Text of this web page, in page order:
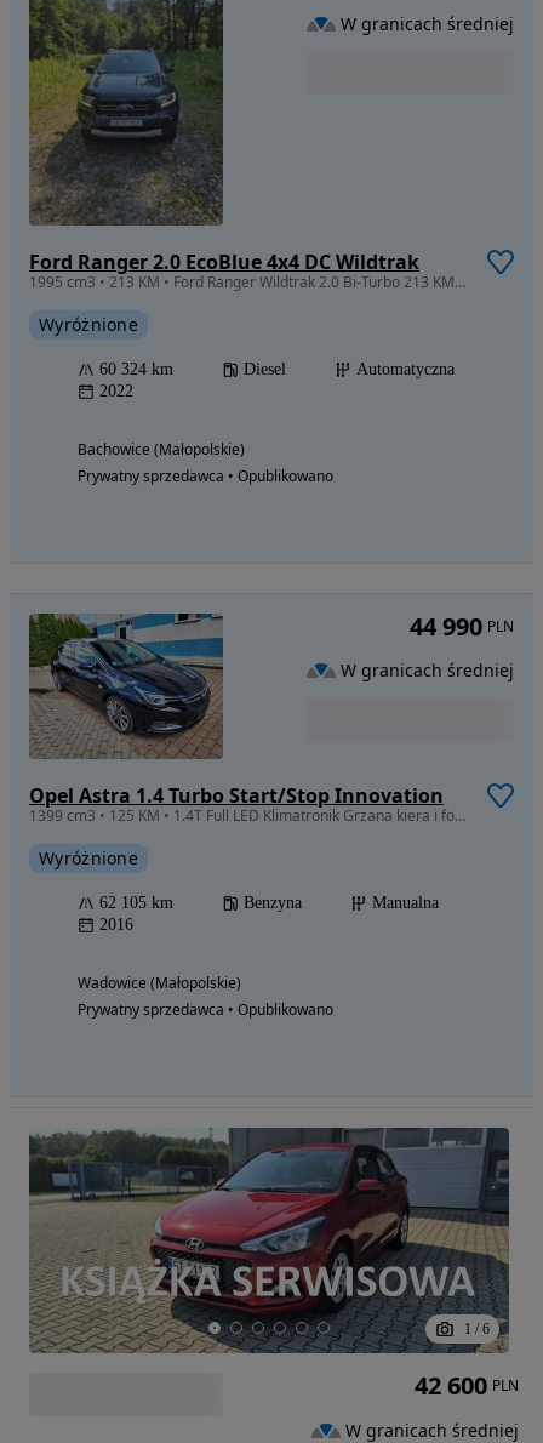
Ford Ranger 2.0 EcoBlue 4x4 DC Wildtrak
1995 cm3 • 213 KM • Ford Ranger Wildtrak 2.0 Bi-Turbo 213 KM/Salon Polska/ 1 właściciel
Wyróżnione
60 324 km Diesel
Automatyczna
2022
Bachowice (Małopolskie)
Prywatny sprzedawca • Opublikowano
W granicach średniej
Opel Astra 1.4 Turbo Start/Stop Innovation
1399 cm3 • 125 KM • 1.4T Full LED Klimatronik Grzana kiera i fotele NISKI przebieg PIĘKNA
Wyróżnione
62 105 km Benzyna
Manualna
2016
Wadowice (Małopolskie)
Prywatny sprzedawca • Opublikowano
44 990 PLN
W granicach średniej
1 / 6
42 600 PLN
W granicach średniej